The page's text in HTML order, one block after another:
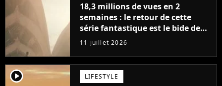
18,3 millions de vues en 2
semaines : le retour de cette
série fantastique est le bide de
l'année sur Netflix
11 juillet 2026
player2 LIFESTYLE